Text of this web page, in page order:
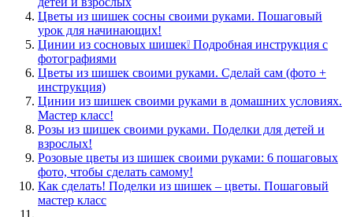
Цветы из шишек сосны своими руками. Пошаговый
урок для начинающих!
Цинии из сосновых шишек❕ Подробная инструкция с
фотографиями
Цветы из шишек своими руками. Сделай сам (фото +
инструкция)
Цинии из шишек своими руками в домашних условиях.
Мастер класс!
Розы из шишек своими руками. Поделки для детей и
взрослых!
Розовые цветы из шишек своими руками: 6 пошаговых
фото, чтобы сделать самому!
Как сделать! Поделки из шишек – цветы. Пошаговый
мастер класс